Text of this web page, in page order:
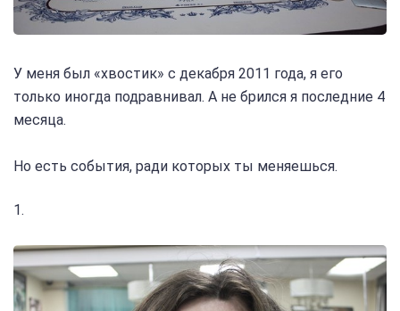
У меня был «хвостик» с декабря 2011 года, я его
только иногда подравнивал. А не брился я последние 4
месяца.
Но есть события, ради которых ты меняешься.
1.